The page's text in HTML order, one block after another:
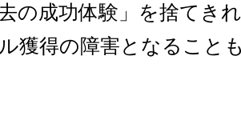
の成功体験」を捨てき
獲得の障害となること